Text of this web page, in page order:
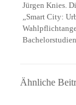
Jürgen Knies.
„Smart City:
Ähnliche